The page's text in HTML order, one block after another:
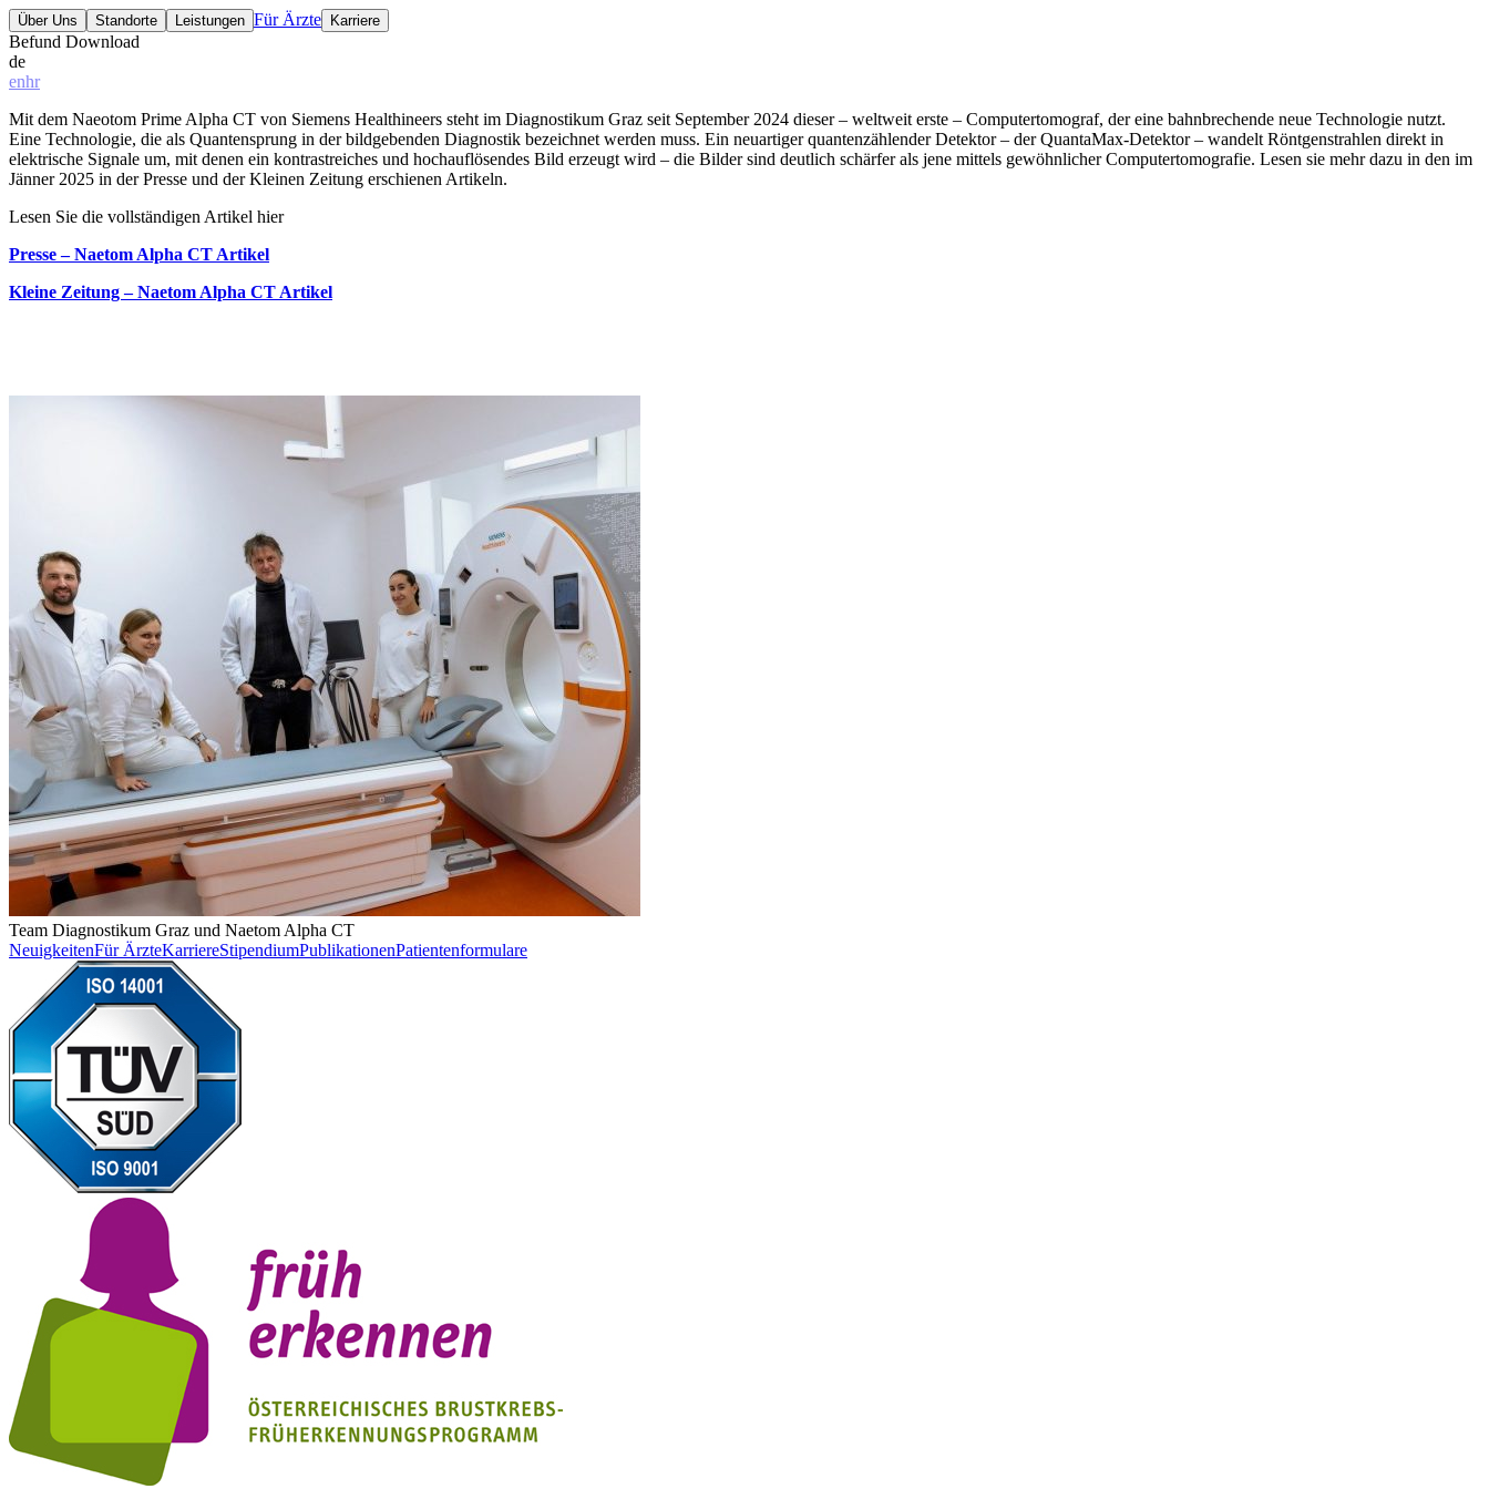
Über Uns Standorte Leistungen Für Ärzte Karriere
Befund Download
de
enhr
Mit dem Naeotom Prime Alpha CT von Siemens Healthineers steht im Diagnostikum Graz seit September 2024 dieser – weltweit erste – Computertomograf, der eine bahnbrechende neue Technologie nutzt.
Eine Technologie, die als Quantensprung in der bildgebenden Diagnostik bezeichnet werden muss. Ein neuartiger quantenzählender Detektor – der QuantaMax-Detektor – wandelt Röntgenstrahlen direkt in
elektrische Signale um, mit denen ein kontrastreiches und hochauflösendes Bild erzeugt wird – die Bilder sind deutlich schärfer als jene mittels gewöhnlicher Computertomografie. Lesen sie mehr dazu in den im
Jänner 2025 in der Presse und der Kleinen Zeitung erschienen Artikeln.
Lesen Sie die vollständigen Artikel hier
Presse – Naetom Alpha CT Artikel
Kleine Zeitung – Naetom Alpha CT Artikel
Team Diagnostikum Graz und Naetom Alpha CT
NeuigkeitenFür ÄrzteKarriereStipendiumPublikationenPatientenformulare